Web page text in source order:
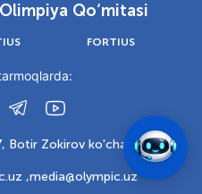
Qo‘mitasi
FORTIUS
Botir Zokirov ko'chasi, 6
,media@olympic.uz